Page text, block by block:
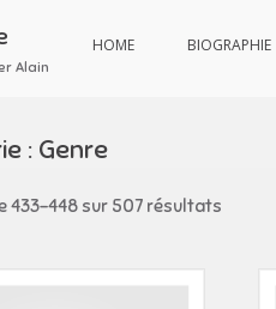
Alain
HOME BIOGRAPHIE
: Genre
433–448 sur 507 résultats